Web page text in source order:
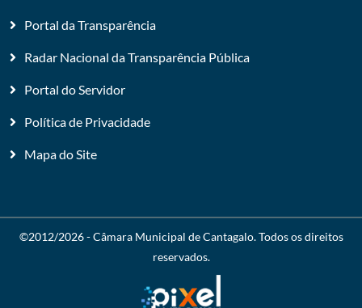
Portal da Transparência
Radar Nacional da Transparência Pública
Portal do Servidor
Política de Privacidade
Mapa do Site
©2012/2026 -Câmara Municipal de Cantagalo. Todos os direitos
reservados.